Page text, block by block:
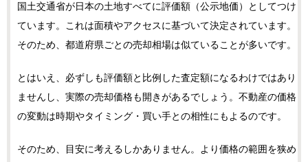
国土交通省が日本の土地すべてに評価額（公示地価）としてつけ
ています。これは面積やアクセスに基づいて決定されています。
そのため、都道府県ごとの売却相場は似ていることが多いです。
とはいえ、必ずしも評価額と比例した査定額になるわけではあり
ませんし、実際の売却価格も開きがあるでしょう。不動産の価格
の変動は時期やタイミング・買い手との相性にもよるのです。
そのため、目安に考えるしかありません。より価格の範囲を狭め